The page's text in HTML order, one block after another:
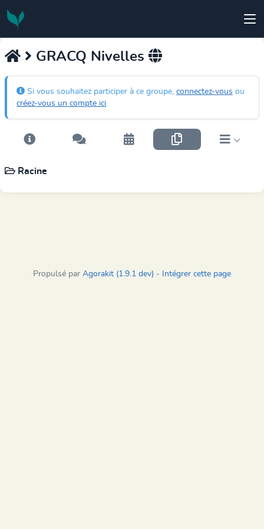
GRACQ Nivelles
Si vous souhaitez participer à ce groupe, connectez-vous ou
créez-vous un compte ici.
Racine
Propulsé par Agorakit (1.9.1 dev) - Intégrer cette page